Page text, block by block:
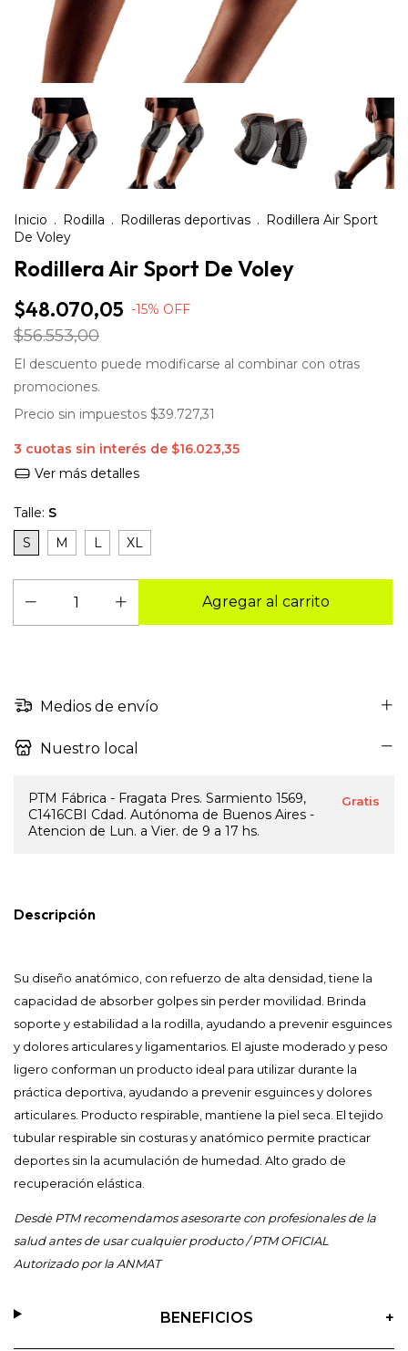
Inicio . Rodilla . Rodilleras deportivas . Rodillera Air Sport
De Voley
Rodillera Air Sport De Voley
$48.070,05 -15% OFF
$56.553,00
El descuento puede modificarse al combinar con otras
promociones.
Precio sin impuestos $39.727,31
3 cuotas sin interés de $16.023,35
Ver más detalles
Talle: S
S
M L XL
Medios de envío
Nuestro local
PTM Fábrica - Fragata Pres. Sarmiento 1569,
C1416CBI Cdad. Autónoma de Buenos Aires -
Atencion de Lun. a Vier. de 9 a 17 hs.
Gratis
Descripción
Su diseño anatómico, con refuerzo de alta densidad, tiene la
capacidad de absorber golpes sin perder movilidad. Brinda
soporte y estabilidad a la rodilla, ayudando a prevenir esguinces
y dolores articulares y ligamentarios. El ajuste moderado y peso
ligero conforman un producto ideal para utilizar durante la
práctica deportiva, ayudando a prevenir esguinces y dolores
articulares. Producto respirable, mantiene la piel seca. El tejido
tubular respirable sin costuras y anatómico permite practicar
deportes sin la acumulación de humedad. Alto grado de
recuperación elástica.
Desde PTM recomendamos asesorarte con profesionales de la
salud antes de usar cualquier producto / PTM OFICIAL
Autorizado por la ANMAT
BENEFICIOS +